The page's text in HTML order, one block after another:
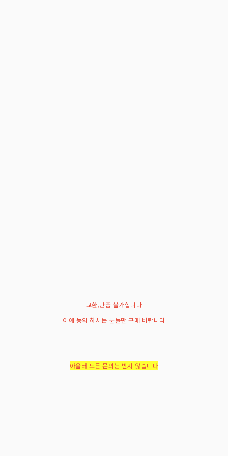
교환,반품 불가합니다
이에 동의 하시는 분들만 구매 바랍니다
아울러 모든 문의는 받지 않습니다